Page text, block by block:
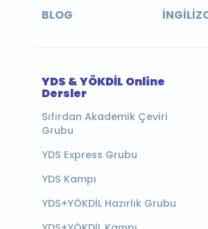
BLOG
YDS & YÖKDİL Online
Dersler
Sıfırdan Akademik Çeviri
Grubu
YDS Express Grubu
YDS Kampı
YDS+YÖKDİL Hazırlık Grubu